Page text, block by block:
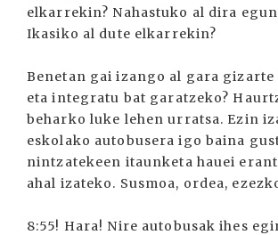
elkarrekin? Nahastuko al dira
Ikasiko al dute elkarrekin?
Benetan gai izango al gara
eta integratu bat garatzeko?
beharko luke lehen urratsa. Ezin
eskolako autobusera igo baina
nintzatekeen itaunketa hauei
ahal izateko. Susmoa, ordea,
8:55! Hara! Nire autobusak ihes